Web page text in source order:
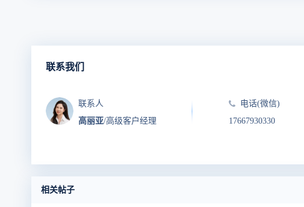
联系我们
联系人
高丽亚/高级客户经理
电话(微信)
17667930330
相关帖子